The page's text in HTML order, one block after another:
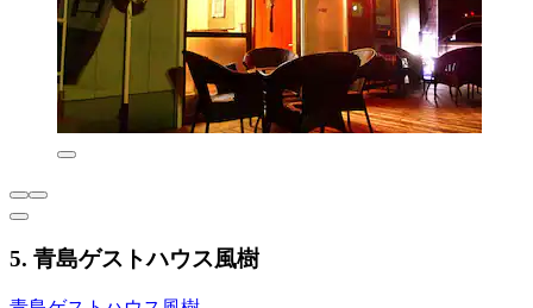
5. 青島ゲストハウス風樹